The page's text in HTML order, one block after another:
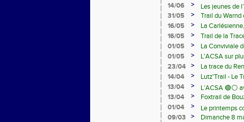
14/06
>
Les jeunes de
Samedi 13 juin
31/05 >
Trail du
16/05
>
La
16/05
>
Trail de la
01/05
>
La Conviviale
01/05
>
L'ACSA sur
23/04
>
La trace du
14/04
>
Lutz'Trail - Le
13/04
>
L’ACSA 🟢⚪️
13/04
>
Foxtrail de
01/04
>
Le printemps
09/03
>
Dimanche 8